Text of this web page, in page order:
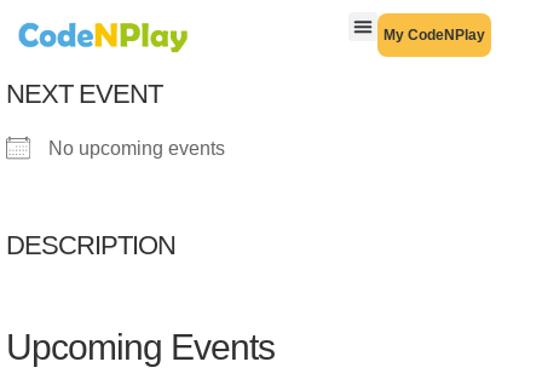
My CodeNPlay
NEXT EVENT
No upcoming events
DESCRIPTION
Upcoming Events